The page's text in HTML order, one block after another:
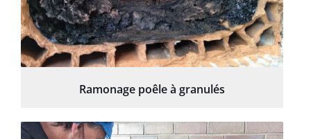
Ramonage poêle à granulés